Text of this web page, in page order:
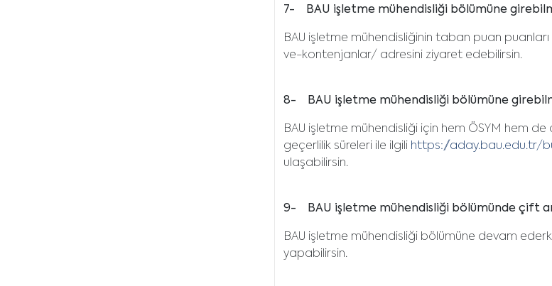
7- BAU işletme mühendisliği bölümüne
BAU işletme mühendisliğinin taban puan
ve-kontenjanlar/ adresini ziyaret edebilirsin.
8- BAU işletme mühendisliği bölümüne
BAU işletme mühendisliği için hem ÖSYM hem
geçerlilik süreleri ile ilgili https://aday.bau.edu.tr/
ulaşabilirsin.
9- BAU işletme mühendisliği bölümünde çift
BAU işletme mühendisliği bölümüne devam
yapabilirsin.